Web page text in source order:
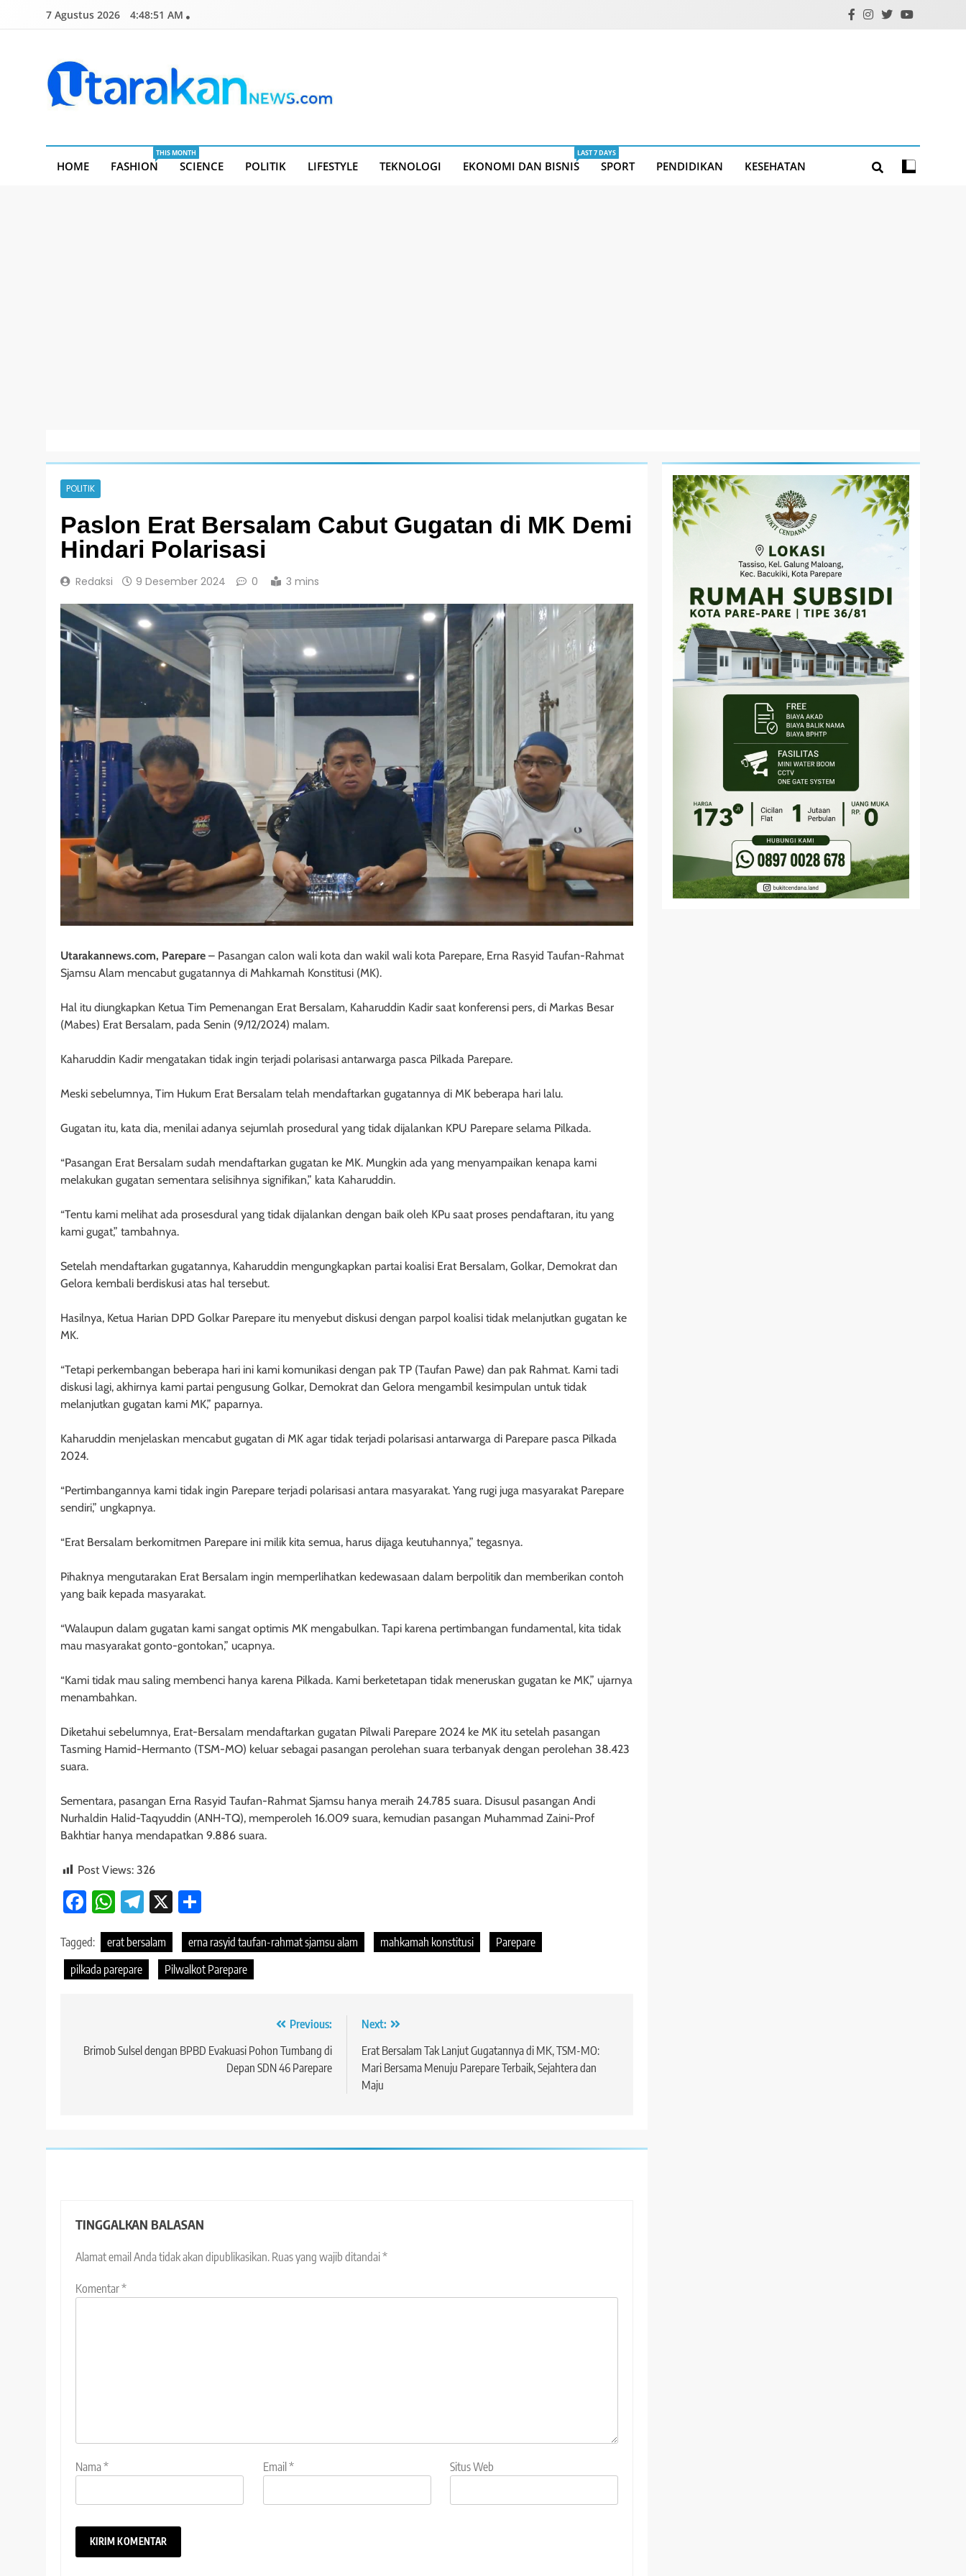
7 Agustus 2026 4:48:52 AM
HOME FASHION
THIS MONTH
SCIENCE POLITIK LIFESTYLE TEKNOLOGI EKONOMI DAN BISNIS
LAST 7 DAYS
SPORT PENDIDIKAN KESEHATAN
POLITIK
Paslon Erat Bersalam Cabut Gugatan di MK Demi
Hindari Polarisasi
Redaksi 9 Desember 2024 0 3 mins
Utarakannews.com, Parepare – Pasangan calon wali kota dan wakil wali kota Parepare, Erna Rasyid Taufan-Rahmat
Sjamsu Alam mencabut gugatannya di Mahkamah Konstitusi (MK).
Hal itu diungkapkan Ketua Tim Pemenangan Erat Bersalam, Kaharuddin Kadir saat konferensi pers, di Markas Besar
(Mabes) Erat Bersalam, pada Senin (9/12/2024) malam.
Kaharuddin Kadir mengatakan tidak ingin terjadi polarisasi antarwarga pasca Pilkada Parepare.
Meski sebelumnya, Tim Hukum Erat Bersalam telah mendaftarkan gugatannya di MK beberapa hari lalu.
Gugatan itu, kata dia, menilai adanya sejumlah prosedural yang tidak dijalankan KPU Parepare selama Pilkada.
“Pasangan Erat Bersalam sudah mendaftarkan gugatan ke MK. Mungkin ada yang menyampaikan kenapa kami
melakukan gugatan sementara selisihnya signifikan,” kata Kaharuddin.
“Tentu kami melihat ada prosesdural yang tidak dijalankan dengan baik oleh KPu saat proses pendaftaran, itu yang
kami gugat,” tambahnya.
Setelah mendaftarkan gugatannya, Kaharuddin mengungkapkan partai koalisi Erat Bersalam, Golkar, Demokrat dan
Gelora kembali berdiskusi atas hal tersebut.
Hasilnya, Ketua Harian DPD Golkar Parepare itu menyebut diskusi dengan parpol koalisi tidak melanjutkan gugatan ke
MK.
“Tetapi perkembangan beberapa hari ini kami komunikasi dengan pak TP (Taufan Pawe) dan pak Rahmat. Kami tadi
diskusi lagi, akhirnya kami partai pengusung Golkar, Demokrat dan Gelora mengambil kesimpulan untuk tidak
melanjutkan gugatan kami MK,” paparnya.
Kaharuddin menjelaskan mencabut gugatan di MK agar tidak terjadi polarisasi antarwarga di Parepare pasca Pilkada
2024.
“Pertimbangannya kami tidak ingin Parepare terjadi polarisasi antara masyarakat. Yang rugi juga masyarakat Parepare
sendiri,” ungkapnya.
“Erat Bersalam berkomitmen Parepare ini milik kita semua, harus dijaga keutuhannya,” tegasnya.
Pihaknya mengutarakan Erat Bersalam ingin memperlihatkan kedewasaan dalam berpolitik dan memberikan contoh
yang baik kepada masyarakat.
“Walaupun dalam gugatan kami sangat optimis MK mengabulkan. Tapi karena pertimbangan fundamental, kita tidak
mau masyarakat gonto-gontokan,” ucapnya.
“Kami tidak mau saling membenci hanya karena Pilkada. Kami berketetapan tidak meneruskan gugatan ke MK,” ujarnya
menambahkan.
Diketahui sebelumnya, Erat-Bersalam mendaftarkan gugatan Pilwali Parepare 2024 ke MK itu setelah pasangan
Tasming Hamid-Hermanto (TSM-MO) keluar sebagai pasangan perolehan suara terbanyak dengan perolehan 38.423
suara.
Sementara, pasangan Erna Rasyid Taufan-Rahmat Sjamsu hanya meraih 24.785 suara. Disusul pasangan Andi
Nurhaldin Halid-Taqyuddin (ANH-TQ), memperoleh 16.009 suara, kemudian pasangan Muhammad Zaini-Prof
Bakhtiar hanya mendapatkan 9.886 suara.
Post Views: 326
Facebook
WhatsApp
Telegram
X
Tagged: erat bersalam erna rasyid taufan-rahmat sjamsu alam mahkamah konstitusi
Parepare
pilkada parepare
Pilwalkot Parepare
pos
Previous:
Brimob Sulsel dengan BPBD Evakuasi Pohon Tumbang di
Depan SDN 46 Parepare
Next:
Erat Bersalam Tak Lanjut Gugatannya di MK, TSM-MO:
Mari Bersama Menuju Parepare Terbaik, Sejahtera dan
Maju
TINGGALKAN BALASAN
Alamat email Anda tidak akan dipublikasikan. Ruas yang wajib ditandai*
Komentar*
Nama* Email * Situs Web